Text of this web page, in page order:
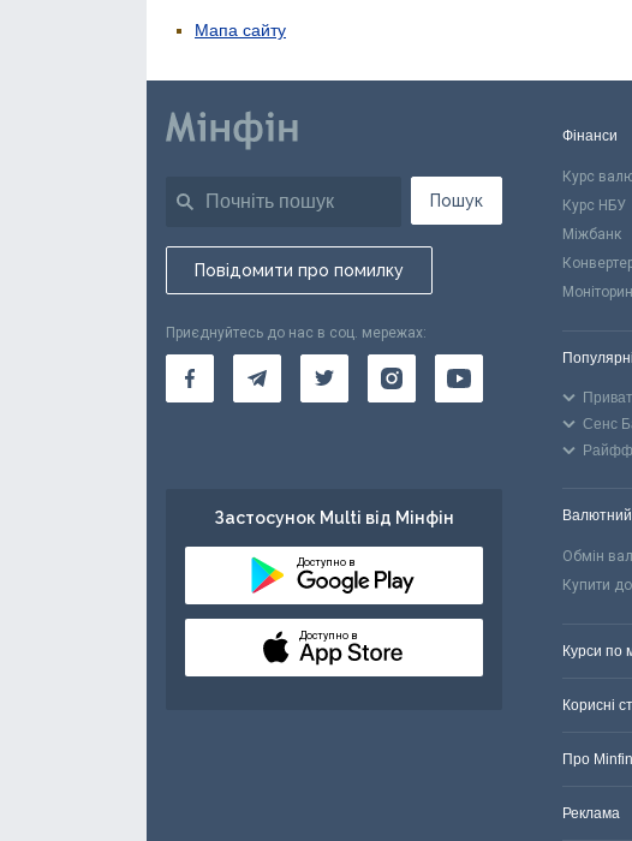
Мапа сайту
Пошук
Повідомити про помилку
Приєднуйтесь до нас в соц. мережах:
Застосунок Multi від Мінфін
Доступно в
Доступно в
Фінанси
Курс
Курс НБУ
Міжбанк
Сенс
Валютний
Обмін
Купити
Курси по
Корисні
Про
Реклама